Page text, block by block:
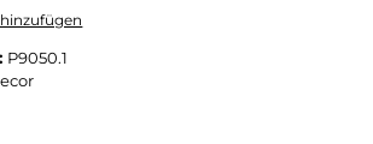
P9050.1